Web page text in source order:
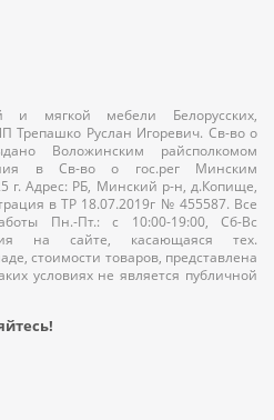
и мягкой мебели Белорусских,
Трепашко Руслан Игоревич. Св-во о
Воложинским райсполкомом
в Св-во о гос.рег Минским
г. Адрес: РБ, Минский р-н, д.Копище,
в ТР 18.07.2019г № 455587. Все
Пн.-Пт.: с 10:00-19:00, Сб-Вс
на сайте, касающаяся тех.
стоимости товаров, представлена
условиях не является публичной